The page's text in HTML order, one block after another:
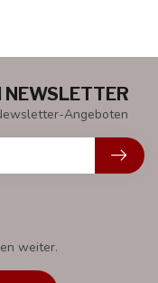
weiter.
NEWSLETTER
Angeboten